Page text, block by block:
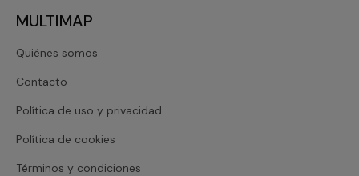
MULTIMAP
Quiénes somos
Contacto
Política de uso y privacidad
Política de cookies
Términos y condiciones